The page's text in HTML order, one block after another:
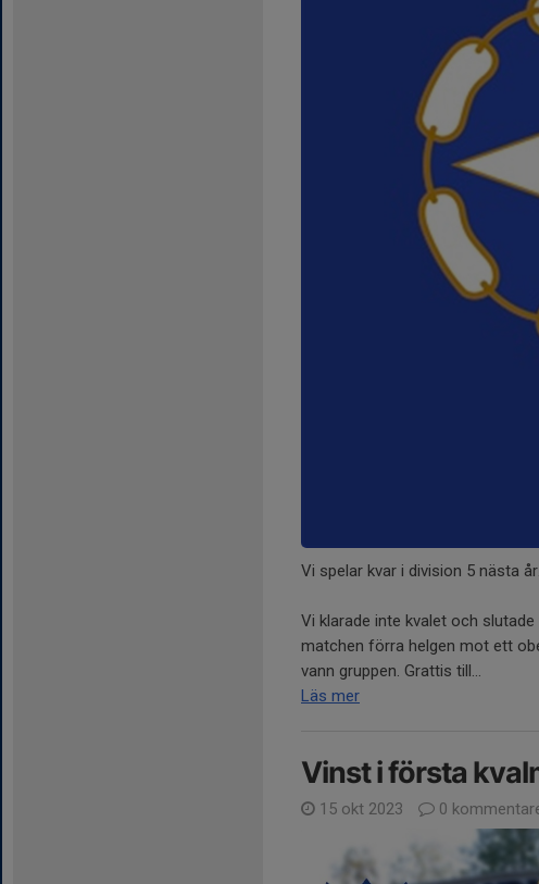
Vi spelar kvar i division 5 nästa år.
Vi klarade inte kvalet och
matchen förra helgen mot ett
vann gruppen. Grattis till...
Läs mer
Vinst i första
15 okt 2023 0